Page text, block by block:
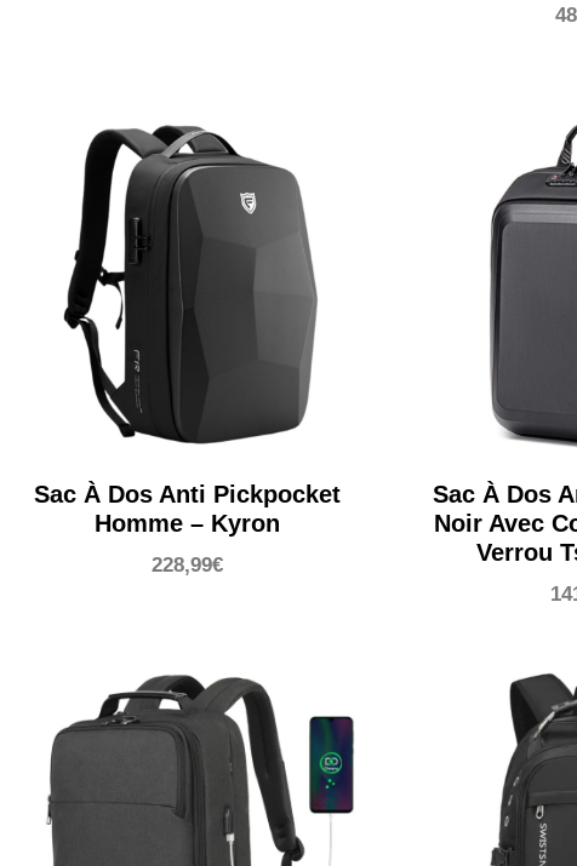
Sac À Dos Anti Pickpocket
Homme – Kyron
228,99€
Sac À Dos
Noir Avec
Verrou